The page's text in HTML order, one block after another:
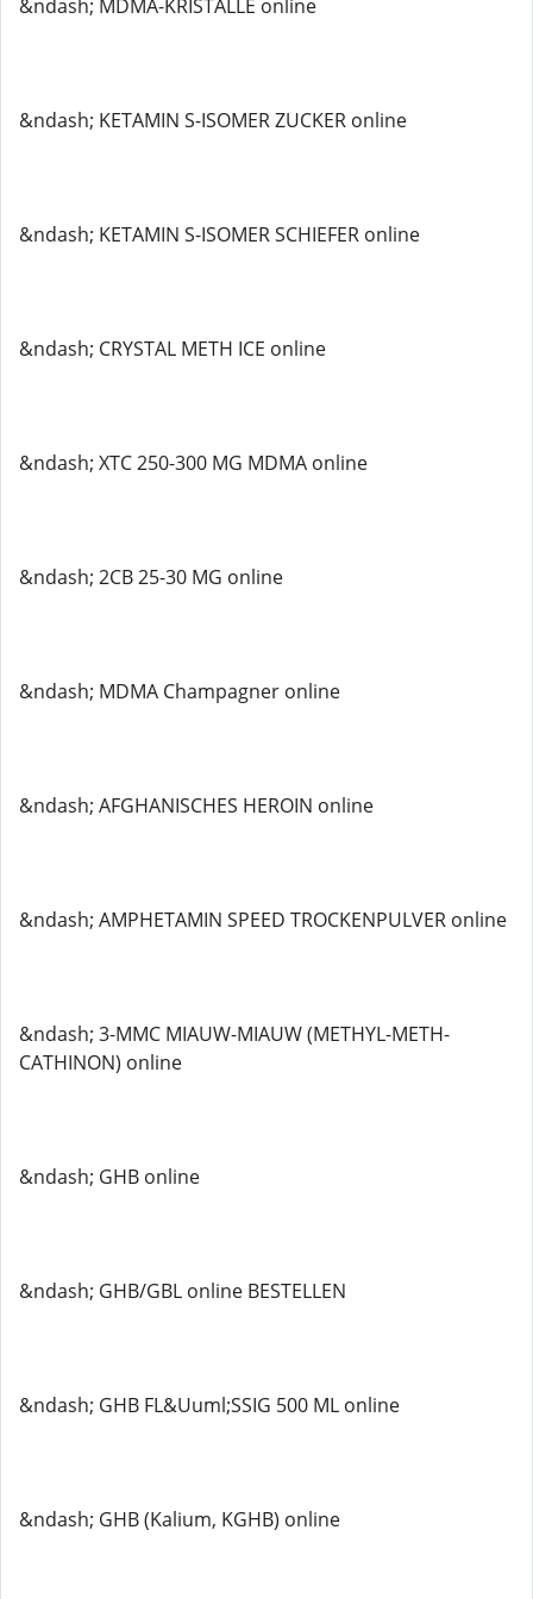
&ndash; MDMA-KRISTALLE online
&ndash; KETAMIN S-ISOMER ZUCKER online
&ndash; KETAMIN S-ISOMER SCHIEFER online
&ndash; CRYSTAL METH ICE online
&ndash; XTC 250-300 MG MDMA online
&ndash; 2CB 25-30 MG online
&ndash; MDMA Champagner online
&ndash; AFGHANISCHES HEROIN online
&ndash; AMPHETAMIN SPEED TROCKENPULVER online
&ndash; 3-MMC MIAUW-MIAUW (METHYL-METH-
CATHINON) online
&ndash; GHB online
&ndash; GHB/GBL online BESTELLEN
&ndash; GHB FL&Uuml;SSIG 500 ML online
&ndash; GHB (Kalium, KGHB) online